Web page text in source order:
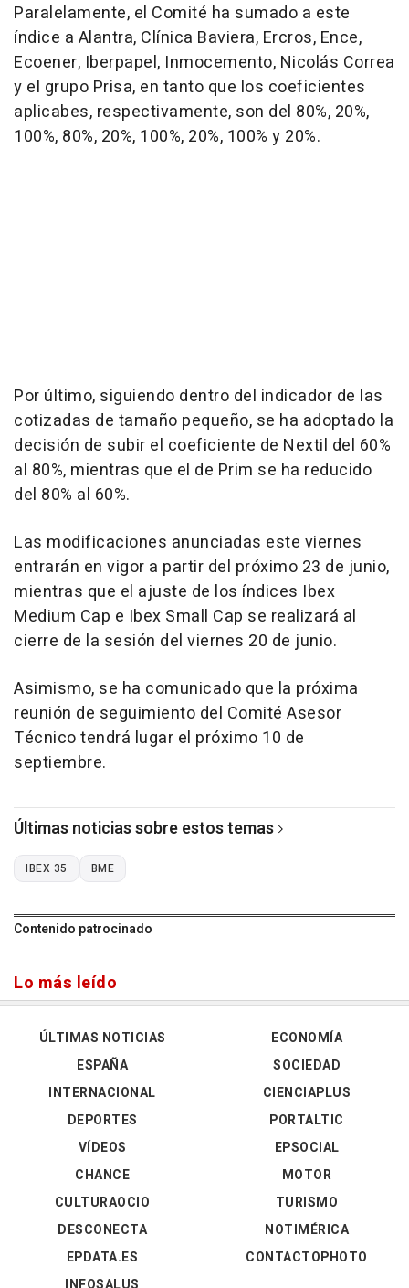
Paralelamente, el Comité ha sumado a este
índice a Alantra, Clínica Baviera, Ercros, Ence,
Ecoener, Iberpapel, Inmocemento, Nicolás Correa
y el grupo Prisa, en tanto que los coeficientes
aplicabes, respectivamente, son del 80%, 20%,
100%, 80%, 20%, 100%, 20%, 100% y 20%.
Por último, siguiendo dentro del indicador de las
cotizadas de tamaño pequeño, se ha adoptado la
decisión de subir el coeficiente de Nextil del 60%
al 80%, mientras que el de Prim se ha reducido
del 80% al 60%.
Las modificaciones anunciadas este viernes
entrarán en vigor a partir del próximo 23 de junio,
mientras que el ajuste de los índices Ibex
Medium Cap e Ibex Small Cap se realizará al
cierre de la sesión del viernes 20 de junio.
Asimismo, se ha comunicado que la próxima
reunión de seguimiento del Comité Asesor
Técnico tendrá lugar el próximo 10 de
septiembre.
Últimas noticias sobre estos temas
IBEX 35 BME
Contenido patrocinado
Lo más leído
ÚLTIMAS NOTICIAS
ESPAÑA
INTERNACIONAL
DEPORTES
VÍDEOS
ECONOMÍA
SOCIEDAD
CIENCIAPLUS
PORTALTIC
EPSOCIAL
CHANCE
CULTURAOCIO
DESCONECTA
EPDATA.ES
MOTOR
TURISMO
NOTIMÉRICA
CONTACTOPHOTO